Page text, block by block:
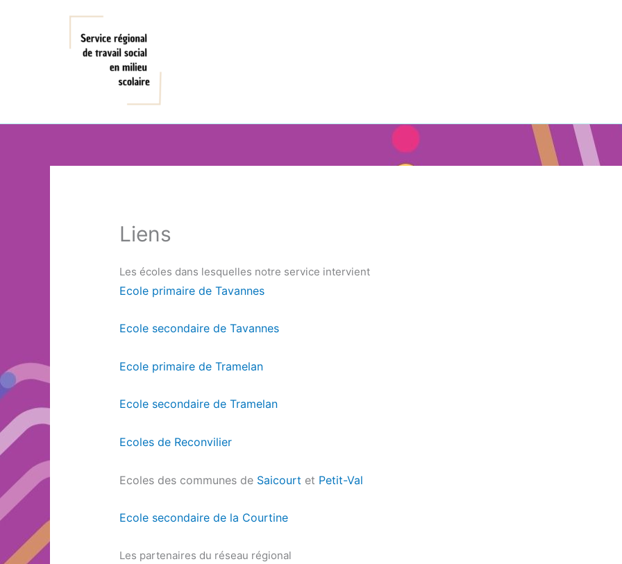
Liens
Les écoles dans lesquelles notre service intervient
Ecole primaire de Tavannes
Ecole secondaire de Tavannes
Ecole primaire de Tramelan
Ecole secondaire de Tramelan
Ecoles de Reconvilier
Ecoles des communes de Saicourt et Petit-Val
Ecole secondaire de la Courtine
Les partenaires du réseau régional